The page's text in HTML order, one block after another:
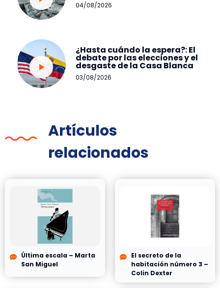
04/08/2026
¿Hasta cuándo la espera?: El
debate por las elecciones y el
desgaste de la Casa Blanca
03/08/2026
Artículos
relacionados
Última escala – Marta
San Miguel
El secreto de la
habitación número 3 –
Colin Dexter